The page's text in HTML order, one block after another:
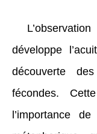
développe
découverte
fécondes.
l’importance